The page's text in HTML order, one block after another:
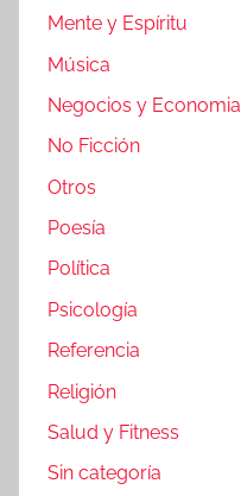
Mente y Espíritu
Música
Negocios y Economia
No Ficción
Otros
Poesía
Política
Psicología
Referencia
Religión
Salud y Fitness
Sin categoría